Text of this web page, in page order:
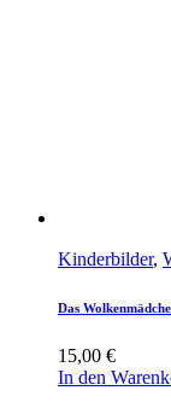
Kinderbilder,
Das
15,00 €
In den